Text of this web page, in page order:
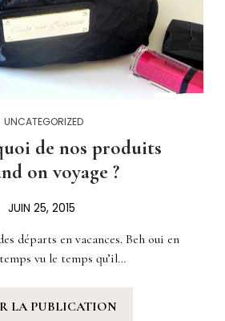
UNCATEGORIZED
de nos produits
on voyage ?
JUIN 25, 2015
départs en vacances. Beh oui en
vu le temps qu’il…
LA PUBLICATION